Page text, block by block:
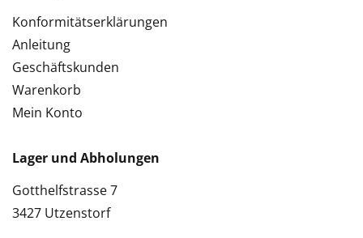
Konformitätserklärungen
Anleitung
Geschäftskunden
Warenkorb
Mein Konto
Lager und Abholungen
Gotthelfstrasse 7
3427 Utzenstorf